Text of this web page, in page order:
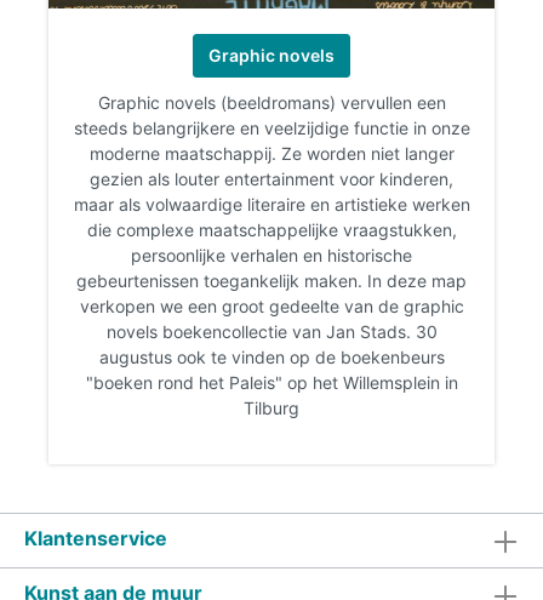
Graphic novels
Graphic novels (beeldromans) vervullen een
steeds belangrijkere en veelzijdige functie in onze
moderne maatschappij. Ze worden niet langer
gezien als louter entertainment voor kinderen,
maar als volwaardige literaire en artistieke werken
die complexe maatschappelijke vraagstukken,
persoonlijke verhalen en historische
gebeurtenissen toegankelijk maken. In deze map
verkopen we een groot gedeelte van de graphic
novels boekencollectie van Jan Stads. 30
augustus ook te vinden op de boekenbeurs
"boeken rond het Paleis" op het Willemsplein in
Tilburg
Klantenservice
Kunst aan de muur